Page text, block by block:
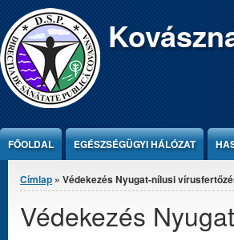
Jump to Content
FŐOLDAL EGÉSZSÉGÜGYI HÁLÓZAT
Jelenlegi hely
Címlap » Védekezés Nyugat-nílusi
Védekezés